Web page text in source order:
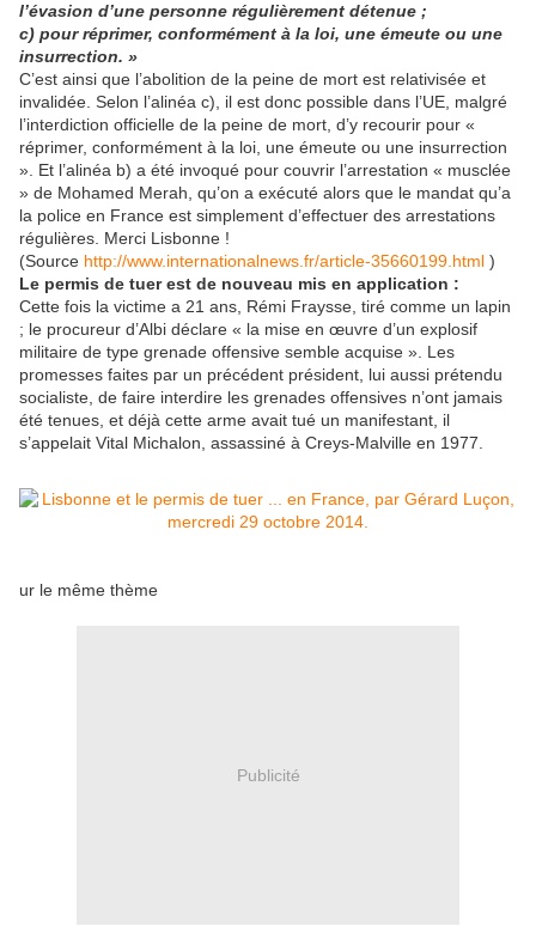
l’évasion d’une personne régulièrement détenue ;
c) pour réprimer, conformément à la loi, une émeute ou une
insurrection. »
C’est ainsi que l’abolition de la peine de mort est relativisée et
invalidée. Selon l’alinéa c), il est donc possible dans l’UE, malgré
l’interdiction officielle de la peine de mort, d’y recourir pour «
réprimer, conformément à la loi, une émeute ou une insurrection
». Et l’alinéa b) a été invoqué pour couvrir l’arrestation « musclée
» de Mohamed Merah, qu’on a exécuté alors que le mandat qu’a
la police en France est simplement d’effectuer des arrestations
régulières. Merci Lisbonne !
(Source http://www.internationalnews.fr/article-35660199.html )
Le permis de tuer est de nouveau mis en application :
Cette fois la victime a 21 ans, Rémi Fraysse, tiré comme un lapin
; le procureur d’Albi déclare « la mise en œuvre d’un explosif
militaire de type grenade offensive semble acquise ». Les
promesses faites par un précédent président, lui aussi prétendu
socialiste, de faire interdire les grenades offensives n’ont jamais
été tenues, et déjà cette arme avait tué un manifestant, il
s’appelait Vital Michalon, assassiné à Creys-Malville en 1977.
ur le même thème
Publicité